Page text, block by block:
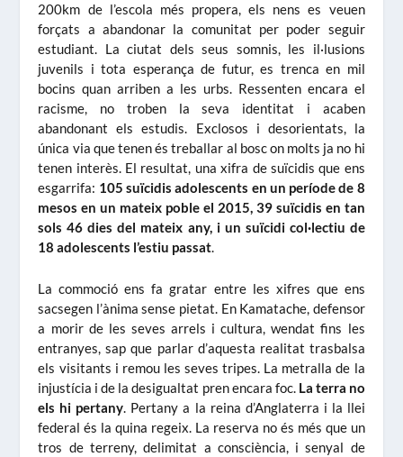
200km de l’escola més propera, els nens es veuen
forçats a abandonar la comunitat per poder seguir
estudiant. La ciutat dels seus somnis, les il·lusions
juvenils i tota esperança de futur, es trenca en mil
bocins quan arriben a les urbs. Ressenten encara el
racisme, no troben la seva identitat i acaben
abandonant els estudis. Exclosos i desorientats, la
única via que tenen és treballar al bosc on molts ja no hi
tenen interès. El resultat, una xifra de suïcidis que ens
esgarrifa: 105 suïcidis adolescents en un període de 8
mesos en un mateix poble el 2015, 39 suïcidis en tan
sols 46 dies del mateix any, i un suïcidi col·lectiu de
18 adolescents l’estiu passat.
La commoció ens fa gratar entre les xifres que ens
sacsegen l’ànima sense pietat. En Kamatache, defensor
a morir de les seves arrels i cultura, wendat fins les
entranyes, sap que parlar d’aquesta realitat trasbalsa
els visitants i remou les seves tripes. La metralla de la
injustícia i de la desigualtat pren encara foc. La terra no
els hi pertany. Pertany a la reina d’Anglaterra i la llei
federal és la quina regeix. La reserva no és més que un
tros de terreny, delimitat a consciència, i senyal de